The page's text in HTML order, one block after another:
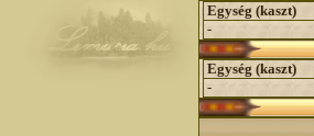
Egység (kaszt)
-
Egység (kaszt)
-